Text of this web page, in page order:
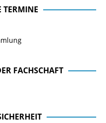
TERMINE
FACHSCHAFT